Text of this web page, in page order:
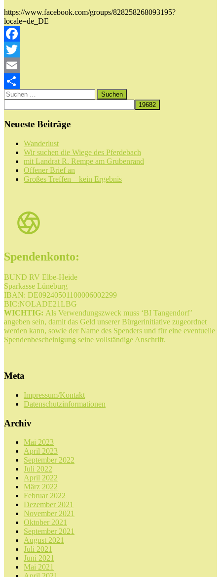
https://www.facebook.com/groups/828258268093195?
locale=de_DE
Facebook
Twitter
Email
Teilen
Suchen
nach:
Neueste Beiträge
Wanderlust
Wir suchen die Wiege des Pferdebach
mit Landrat R. Rempe am Grubenrand
Offener Brief an
Großes Treffen – kein Ergebnis
Spendenkonto:
BUND RV Elbe-Heide
Sparkasse Lüneburg
IBAN: DE09240501100006002299
BIC:NOLADE21LBG
WICHTIG: Als Verwendungszweck muss ‘BI Tangendorf’
angeben sein, damit das Geld unserer Bürgerinitiative zugeordnet
werden kann, sowie der Name des Spenders und für eine eventuelle
Spendenbescheinigung seine vollständige Anschrift.
Meta
Impressum/Kontakt
Datenschutzinformationen
Archiv
Mai 2023
April 2023
September 2022
Juli 2022
April 2022
März 2022
Februar 2022
Dezember 2021
November 2021
Oktober 2021
September 2021
August 2021
Juli 2021
Juni 2021
Mai 2021